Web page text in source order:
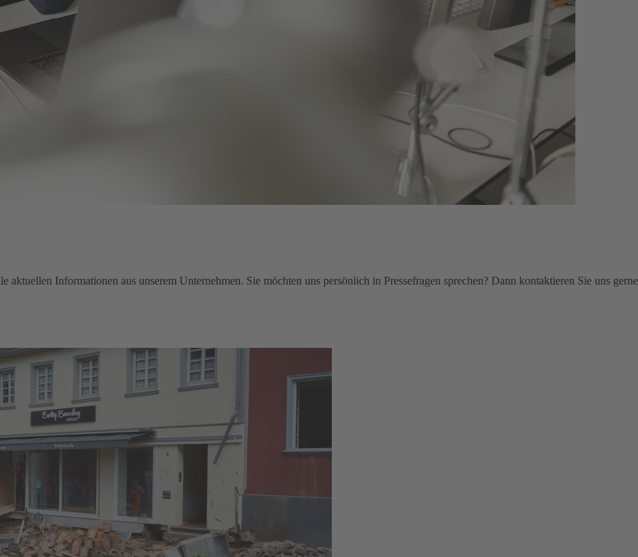
Informationen aus unserem Unternehmen. Sie möchten uns persönlich in Pressefragen sprechen? Dann kontaktieren Sie uns